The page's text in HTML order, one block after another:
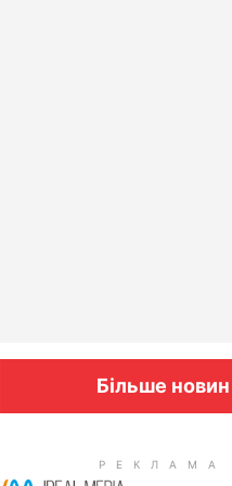
Більше новин